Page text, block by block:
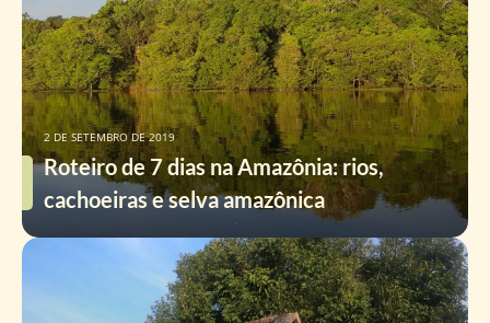
Roteiro de 7 dias na Amazônia: rios,
cachoeiras e selva amazônica
2 DE SETEMBRO DE 2019